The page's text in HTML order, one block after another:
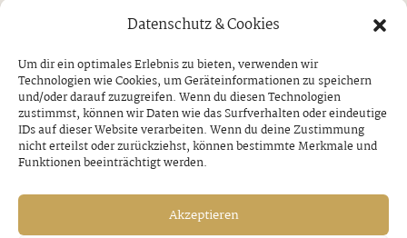
Datenschutz & Cookies
Um dir ein optimales Erlebnis zu bieten, verwenden wir
Technologien wie Cookies, um Geräteinformationen zu speichern
und/oder darauf zuzugreifen. Wenn du diesen Technologien
zustimmst, können wir Daten wie das Surfverhalten oder eindeutige
IDs auf dieser Website verarbeiten. Wenn du deine Zustimmung
nicht erteilst oder zurückziehst, können bestimmte Merkmale und
Funktionen beeinträchtigt werden.
Akzeptieren
Jakobi-Patrozinium in Strass